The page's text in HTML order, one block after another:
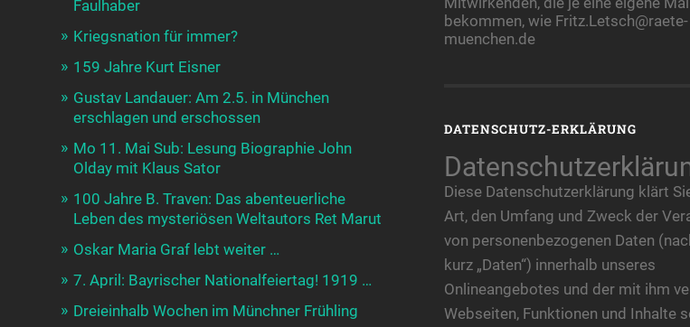
Faulhaber
Kriegsnation für immer?
159 Jahre Kurt Eisner
Gustav Landauer: Am 2.5. in München
erschlagen und erschossen
Mo 11. Mai Sub: Lesung Biographie John
Olday mit Klaus Sator
100 Jahre B. Traven: Das abenteuerliche
Leben des mysteriösen Weltautors Ret Marut
Oskar Maria Graf lebt weiter …
7. April: Bayrischer Nationalfeiertag! 1919 …
Dreieinhalb Wochen im Münchner Frühling
bekommen, wie Fritz.Letsch@raete-
muenchen.de
DATENSCHUTZ-ERKLÄRUNG
Diese Datenschutzerklärung klärt
Art, den Umfang und Zweck der
von personenbezogenen Daten
kurz „Daten“) innerhalb unseres
Onlineangebotes und der mit ihm
Webseiten, Funktionen und Inhalte